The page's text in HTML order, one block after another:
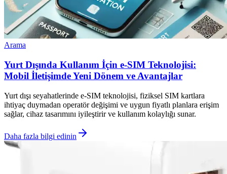
Arama
Yurt Dışında Kullanım İçin e-SIM Teknolojisi:
Mobil İletişimde Yeni Dönem ve Avantajlar
Yurt dışı seyahatlerinde e-SIM teknolojisi, fiziksel SIM kartlara
ihtiyaç duymadan operatör değişimi ve uygun fiyatlı planlara erişim
sağlar, cihaz tasarımını iyileştirir ve kullanım kolaylığı sunar.
Daha fazla bilgi edinin